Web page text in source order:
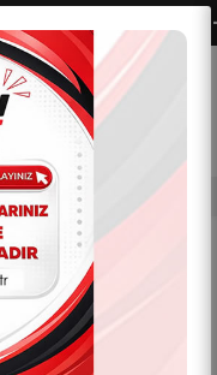
VADE FARKSIZ 2 - 3 - 4
Menü